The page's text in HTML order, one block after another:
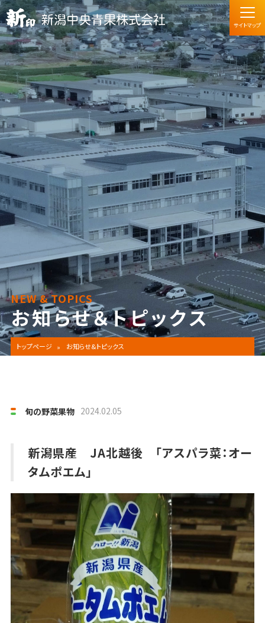
NEW & TOPICS
お知らせ＆トピックス
トップページ お知らせ&トピックス
旬の野菜果物 2024.02.05
新潟県産 JA北越後 「アスパラ菜：オー
タムポエム」